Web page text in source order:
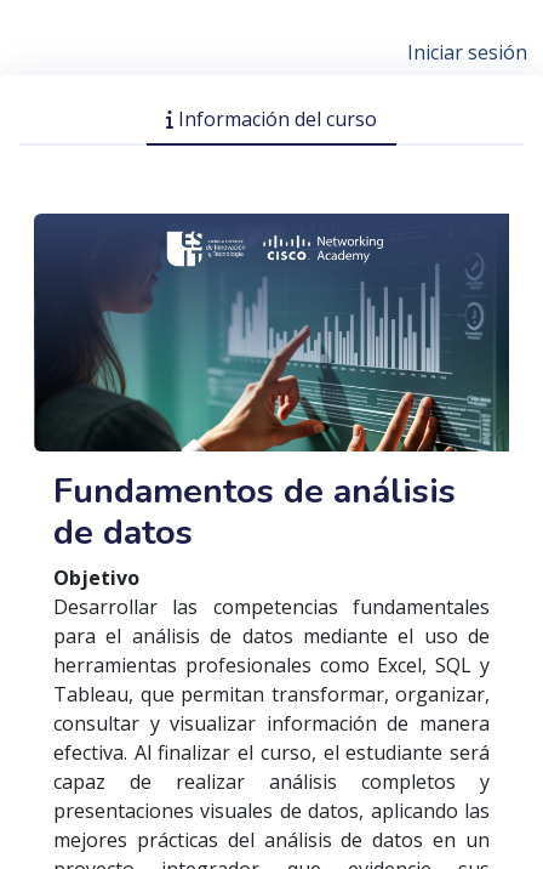
Iniciar sesión
Información del curso
Fundamentos de análisis
de datos
Objetivo
Desarrollar las competencias fundamentales
para el análisis de datos mediante el uso de
herramientas profesionales como Excel, SQL y
Tableau, que permitan transformar, organizar,
consultar y visualizar información de manera
efectiva. Al finalizar el curso, el estudiante será
capaz de realizar análisis completos y
presentaciones visuales de datos, aplicando las
mejores prácticas del análisis de datos en un